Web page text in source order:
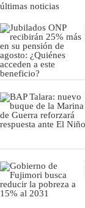
últimas noticias